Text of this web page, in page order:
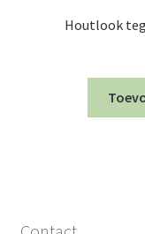
Houtlook